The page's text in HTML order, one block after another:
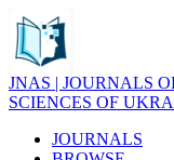
JNAS | JOURNALS
SCIENCES OF
JOURNALS